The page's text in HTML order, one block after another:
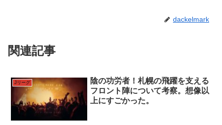
dackelmark
関連記事
Jリーグ
陰の功労者！札幌の飛躍を支える
フロント陣について考察。想像以
上にすごかった。